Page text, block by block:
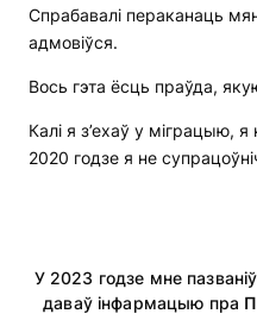
Спрабавалі пераканаць
адмовіўся.
Вось гэта ёсць праўда,
Калі я з’ехаў у міграцыю,
2020 годзе я не
У 2023 годзе мне
даваў інфармацыю пра